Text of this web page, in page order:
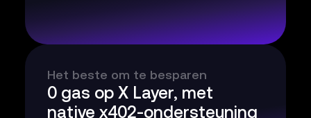
Het beste om te besparen
0 gas op X Layer, met
native x402-ondersteuning